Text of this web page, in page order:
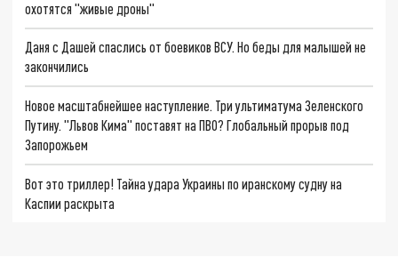
охотятся "живые дроны"
Даня с Дашей спаслись от боевиков ВСУ. Но беды для малышей не
закончились
Новое масштабнейшее наступление. Три ультиматума Зеленского
Путину. "Львов Кима" поставят на ПВО? Глобальный прорыв под
Запорожьем
Вот это триллер! Тайна удара Украины по иранскому судну на
Каспии раскрыта